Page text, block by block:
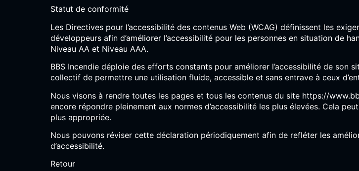
Statut de conformité
Les Directives pour l’accessibilité des contenus Web (WCAG) définissent les
développeurs afin d’améliorer l’accessibilité pour les personnes en situation de
Niveau AA et Niveau AAA.
BBS Incendie déploie des efforts constants pour améliorer l’accessibilité de son
collectif de permettre une utilisation fluide, accessible et sans entrave à ceux
Nous visons à rendre toutes les pages et tous les contenus du site https://
encore répondre pleinement aux normes d’accessibilité les plus élevées. Cela
plus appropriée.
Nous pouvons réviser cette déclaration périodiquement afin de refléter les
d’accessibilité.
Retour